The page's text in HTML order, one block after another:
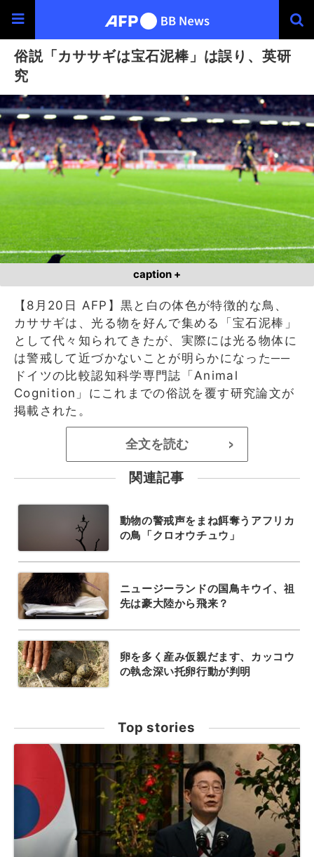
俗説「カササギは宝石泥棒」は誤り、英研
究
caption +
【8月20日 AFP】黒と白の体色が特徴的な鳥、
カササギは、光る物を好んで集める「宝石泥棒」
として代々知られてきたが、実際には光る物体に
は警戒して近づかないことが明らかになった──
ドイツの比較認知科学専門誌「Animal
Cognition」にこれまでの俗説を覆す研究論文が
掲載された。
全文を読む >
関連記事
動物の警戒声をまね餌奪うアフリカ
の鳥「クロオウチュウ」
ニュージーランドの国鳥キウイ、祖
先は豪大陸から飛来？
卵を多く産み仮親だます、カッコウ
の執念深い托卵行動が判明
Top stories